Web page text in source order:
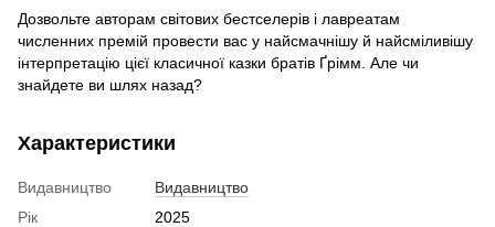
Дозвольте авторам світових бестселерів і лавреатам
численних премій провести вас у найсмачнішу й найсміливішу
інтерпретацію цієї класичної казки братів Ґрімм. Але чи
знайдете ви шлях назад?
Характеристики
Видавництво
Видавництво
Рік
2025